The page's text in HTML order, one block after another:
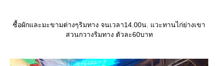
ซื้อผักและมะขามต่างๆริมทาง จนเวลา14.00น. แวะทานไก่ย่างเขา
สวนกวางริมทาง ตัวละ60บาท